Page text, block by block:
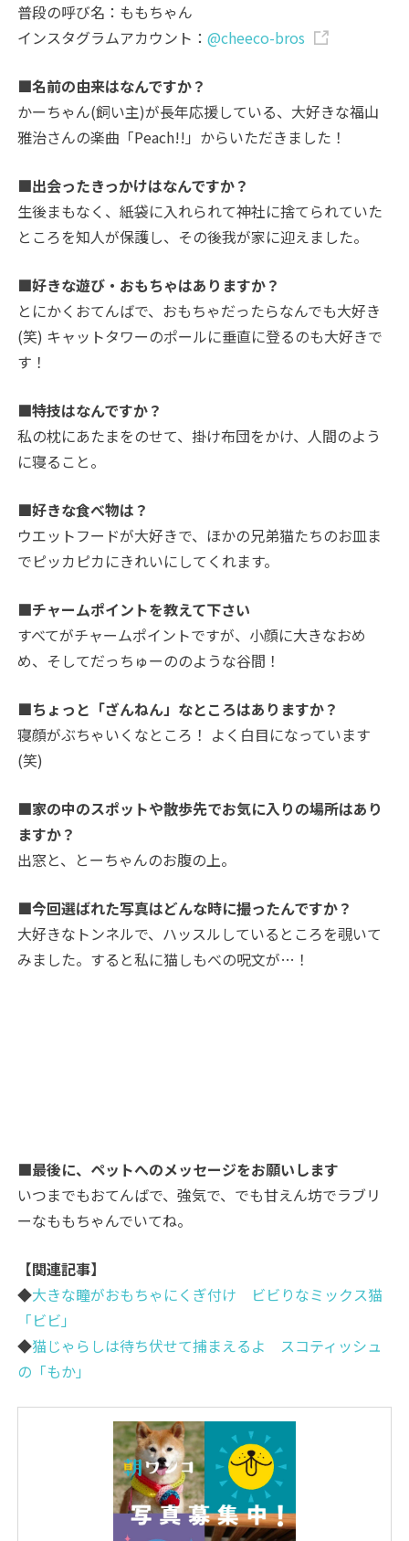
普段の呼び名：ももちゃん
インスタグラムアカウント：@cheeco-bros
■名前の由来はなんですか？
かーちゃん(飼い主)が長年応援している、大好きな福山
雅治さんの楽曲「Peach!!」からいただきました！
■出会ったきっかけはなんですか？
生後まもなく、紙袋に入れられて神社に捨てられていた
ところを知人が保護し、その後我が家に迎えました。
■好きな遊び・おもちゃはありますか？
とにかくおてんばで、おもちゃだったらなんでも大好き
(笑) キャットタワーのポールに垂直に登るのも大好きで
す！
■特技はなんですか？
私の枕にあたまをのせて、掛け布団をかけ、人間のよう
に寝ること。
■好きな食べ物は？
ウエットフードが大好きで、ほかの兄弟猫たちのお皿ま
でピッカピカにきれいにしてくれます。
■チャームポイントを教えて下さい
すべてがチャームポイントですが、小顔に大きなおめ
め、そしてだっちゅーののような谷間！
■ちょっと「ざんねん」なところはありますか？
寝顔がぶちゃいくなところ！ よく白目になっています
(笑)
■家の中のスポットや散歩先でお気に入りの場所はあり
ますか？
出窓と、とーちゃんのお腹の上。
■今回選ばれた写真はどんな時に撮ったんですか？
大好きなトンネルで、ハッスルしているところを覗いて
みました。すると私に猫しもべの呪文が…！
■最後に、ペットへのメッセージをお願いします
いつまでもおてんばで、強気で、でも甘えん坊でラブリ
ーなももちゃんでいてね。
【関連記事】
◆大きな瞳がおもちゃにくぎ付け ビビりなミックス猫
「ビビ」
◆猫じゃらしは待ち伏せて捕まえるよ スコティッシュ
の「もか」